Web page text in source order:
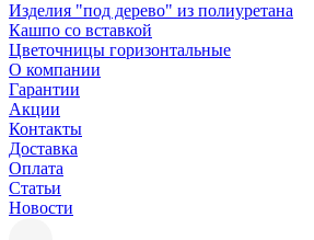
Изделия "под дерево" из полиуретана
Кашпо со вставкой
Цветочницы горизонтальные
О компании
Гарантии
Акции
Контакты
Доставка
Оплата
Статьи
Новости